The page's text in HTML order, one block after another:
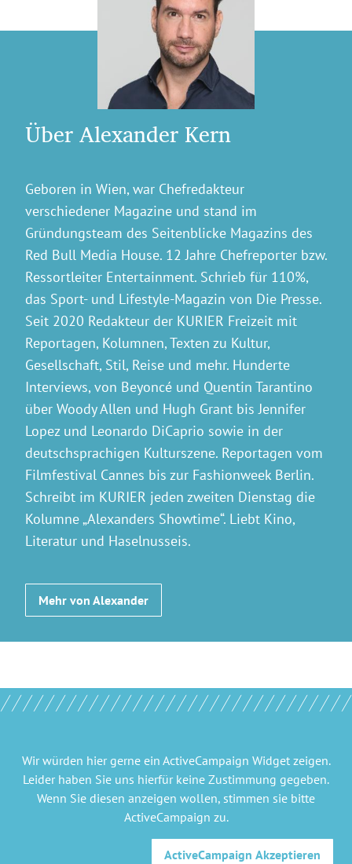
Über Alexander Kern
Geboren in Wien, war Chefredakteur
verschiedener Magazine und stand im
Gründungsteam des Seitenblicke Magazins des
Red Bull Media House. 12 Jahre Chefreporter bzw.
Ressortleiter Entertainment. Schrieb für 110%,
das Sport- und Lifestyle-Magazin von Die Presse.
Seit 2020 Redakteur der KURIER Freizeit mit
Reportagen, Kolumnen, Texten zu Kultur,
Gesellschaft, Stil, Reise und mehr. Hunderte
Interviews, von Beyoncé und Quentin Tarantino
über Woody Allen und Hugh Grant bis Jennifer
Lopez und Leonardo DiCaprio sowie in der
deutschsprachigen Kulturszene. Reportagen vom
Filmfestival Cannes bis zur Fashionweek Berlin.
Schreibt im KURIER jeden zweiten Dienstag die
Kolumne „Alexanders Showtime“. Liebt Kino,
Literatur und Haselnusseis.
Mehr von Alexander
Wir würden hier gerne ein ActiveCampaign Widgetzeigen.
Leider haben Sie uns hierfür keine Zustimmung gegeben.
Wenn Sie diesen anzeigen wollen, stimmen sie bitte
ActiveCampaign zu.
ActiveCampaign Akzeptieren